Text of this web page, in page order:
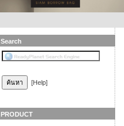
Search
[Help]
PRODUCT